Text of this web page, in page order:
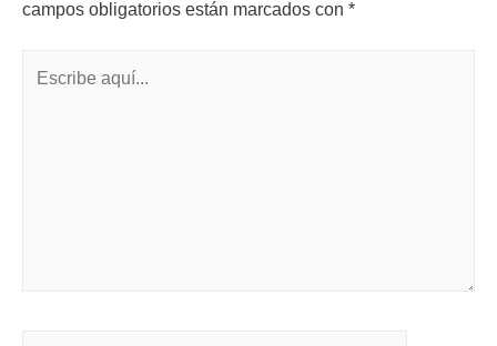
campos obligatorios están marcados con *